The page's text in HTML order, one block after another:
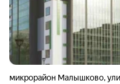
микрорайон Малышково,